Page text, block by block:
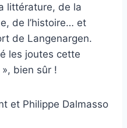
littérature, de la
de l’histoire… et
de Langenargen.
les joutes cette
bien sûr !
et Philippe Dalmasso